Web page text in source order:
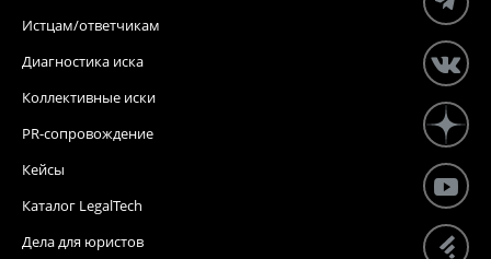
Истцам/ответчикам
Диагностика иска
Коллективные иски
PR-сопровождение
Кейсы
Каталог LegalTech
Дела для юристов